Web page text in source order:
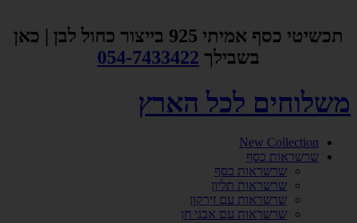
תכשיטי כסף אמיתי 925 בייצור כחול לבן | כאן
בשבילך 054-7433422
משלוחים לכל הארץ
New Collection
שרשראות כסף
שרשראות כסף
שרשראות תליון
שרשראות עם זירקון
שרשראות עם אבני חן